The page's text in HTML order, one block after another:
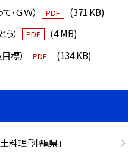
・ＧＷ）
PDF
(371 KB)
）
PDF
(4 MB)
標）
PDF (134 KB)
料理「沖縄県」